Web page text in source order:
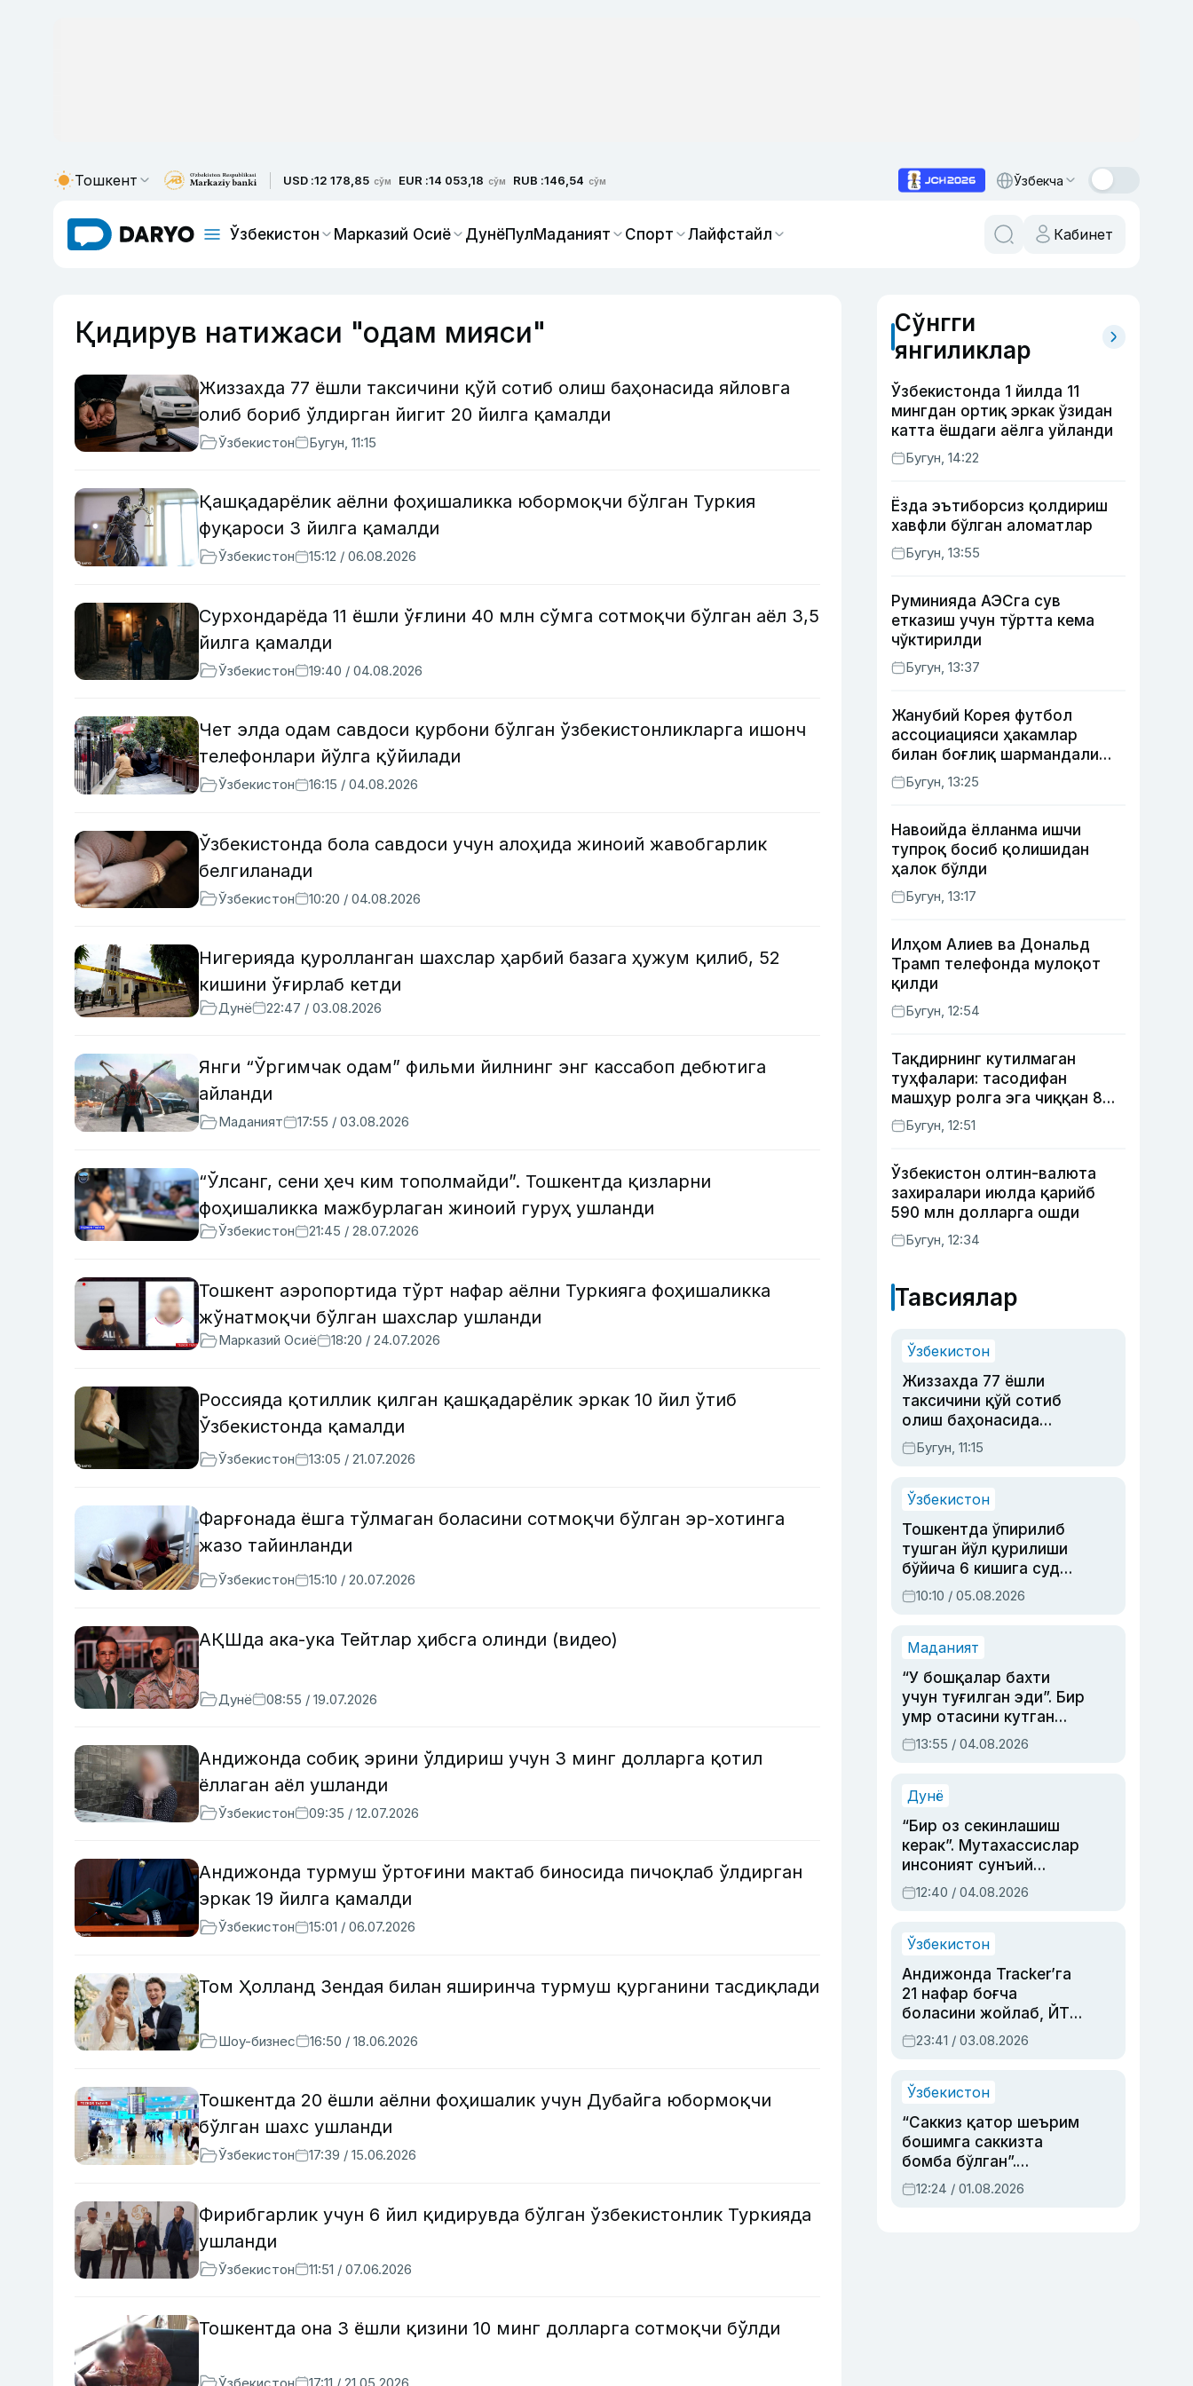
Тошкент USD :12 178,85 сўм EUR :14 053,18 сўм RUB :146,54 сўм Ўзбекча
Ўзбекистон Марказий Осиё ДунёПулМаданият Спорт Лайфстайл Кабинет
Қидирув натижаси "одам мияси"
Жиззахда 77 ёшли таксичини қўй сотиб олиш баҳонасида яйловга
олиб бориб ўлдирган йигит 20 йилга қамалди
Ўзбекистон Бугун, 11:15
Қашқадарёлик аёлни фоҳишаликка юбормоқчи бўлган Туркия
фуқароси 3 йилга қамалди
Ўзбекистон 15:12 / 06.08.2026
Сурхондарёда 11 ёшли ўғлини 40 млн сўмга сотмоқчи бўлган аёл 3,5
йилга қамалди
Ўзбекистон 19:40 / 04.08.2026
Чет элда одам савдоси қурбони бўлган ўзбекистонликларга ишонч
телефонлари йўлга қўйилади
Ўзбекистон 16:15 / 04.08.2026
Ўзбекистонда бола савдоси учун алоҳида жиноий жавобгарлик
белгиланади
Ўзбекистон 10:20 / 04.08.2026
Нигерияда қуролланган шахслар ҳарбий базага ҳужум қилиб, 52
кишини ўғирлаб кетди
Дунё 22:47 / 03.08.2026
Янги “Ўргимчак одам” фильми йилнинг энг кассабоп дебютига
айланди
Маданият 17:55 / 03.08.2026
“Ўлсанг, сени ҳеч ким тополмайди”. Тошкентда қизларни
фоҳишаликка мажбурлаган жиноий гуруҳ ушланди
Ўзбекистон 21:45 / 28.07.2026
Тошкент аэропортида тўрт нафар аёлни Туркияга фоҳишаликка
жўнатмоқчи бўлган шахслар ушланди
Марказий Осиё 18:20 / 24.07.2026
Россияда қотиллик қилган қашқадарёлик эркак 10 йил ўтиб
Ўзбекистонда қамалди
Ўзбекистон 13:05 / 21.07.2026
Фарғонада ёшга тўлмаган боласини сотмоқчи бўлган эр-хотинга
жазо тайинланди
Ўзбекистон 15:10 / 20.07.2026
АҚШда ака-ука Тейтлар ҳибсга олинди (видео)
Дунё 08:55 / 19.07.2026
Андижонда собиқ эрини ўлдириш учун 3 минг долларга қотил
ёллаган аёл ушланди
Ўзбекистон 09:35 / 12.07.2026
Андижонда турмуш ўртоғини мактаб биносида пичоқлаб ўлдирган
эркак 19 йилга қамалди
Ўзбекистон 15:01 / 06.07.2026
Том Ҳолланд Зендая билан яширинча турмуш қурганини тасдиқлади
Шоу-бизнес 16:50 / 18.06.2026
Тошкентда 20 ёшли аёлни фоҳишалик учун Дубайга юбормоқчи
бўлган шахс ушланди
Ўзбекистон 17:39 / 15.06.2026
Фирибгарлик учун 6 йил қидирувда бўлган ўзбекистонлик Туркияда
ушланди
Ўзбекистон 11:51 / 07.06.2026
Тошкентда она 3 ёшли қизини 10 минг долларга сотмоқчи бўлди
Сўнгги
янгиликлар
Ўзбекистонда 1 йилда 11
мингдан ортиқ эркак ўзидан
катта ёшдаги аёлга уйланди
Бугун, 14:22
Ёзда эътиборсиз қолдириш
хавфли бўлган аломатлар
Бугун, 13:55
Руминияда АЭСга сув
етказиш учун тўртта кема
чўктирилди
Бугун, 13:37
Жанубий Корея футбол
ассоциацияси ҳакамлар
билан боғлиқ шармандали
ҳолат бўйича баёнот берди
Бугун, 13:25
Навоийда ёлланма ишчи
тупроқ босиб қолишидан
ҳалок бўлди
Бугун, 13:17
Илҳом Алиев ва Дональд
Трамп телефонда мулоқот
қилди
Бугун, 12:54
Тақдирнинг кутилмаган
туҳфалари: тасодифан
машҳур ролга эга чиққан 8
актёр
Бугун, 12:51
Ўзбекистон олтин-валюта
захиралари июлда қарийб
590 млн долларга ошди
Бугун, 12:34
Тавсиялар
Ўзбекистон
Жиззахда 77 ёшли
таксичини қўй сотиб
олиш баҳонасида
яйловга олиб бориб
ўлдирган йигит 20
Бугун, 11:15
Ўзбекистон
Тошкентда ўпирилиб
тушган йўл қурилиши
бўйича 6 кишига суд
ҳукми ўқилди
10:10 / 05.08.2026
Маданият
“У бошқалар бахти
учун туғилган эди”. Бир
умр отасини кутган
актриса ва дубльяж
устаси Римма
синовларга тўла ҳаёти
13:55 / 04.08.2026
Дунё
“Бир оз секинлашиш
керак”. Мутахассислар
инсоният сунъий
интеллектни бошқара
олмай қолишидан
12:40 / 04.08.2026
Ўзбекистон
Андижонда Tracker’га
21 нафар боғча
боласини жойлаб, ЙТҲ
содир этган аёлга суд
ҳукми ўқилди
23:41 / 03.08.2026
Ўзбекистон
“Саккиз қатор шеърим
бошимга саккизта
бомба бўлган”.
Абдулла Ориповни
сиёсий айбловлардан
12:24 / 01.08.2026